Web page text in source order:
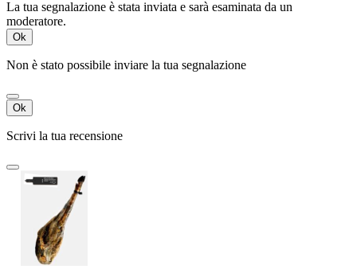
La tua segnalazione è stata inviata e sarà esaminata da un
moderatore.
Ok
Non è stato possibile inviare la tua segnalazione
Ok
Scrivi la tua recensione